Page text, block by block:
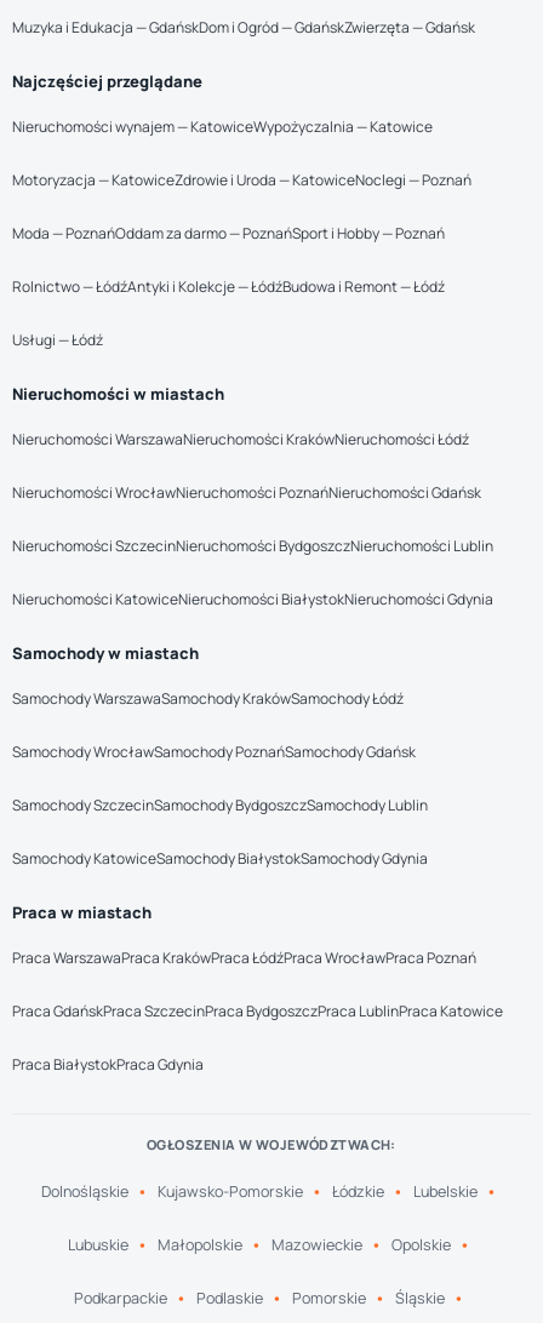
Muzyka i Edukacja — GdańskDom i Ogród — GdańskZwierzęta — Gdańsk
Najczęściej przeglądane
Nieruchomości wynajem — KatowiceWypożyczalnia — Katowice
Motoryzacja — KatowiceZdrowie i Uroda — KatowiceNoclegi — Poznań
Moda — PoznańOddam za darmo — PoznańSport i Hobby — Poznań
Rolnictwo — ŁódźAntyki i Kolekcje — ŁódźBudowa i Remont — Łódź
Usługi — Łódź
Nieruchomości w miastach
Nieruchomości WarszawaNieruchomości KrakówNieruchomości Łódź
Nieruchomości WrocławNieruchomości PoznańNieruchomości Gdańsk
Nieruchomości SzczecinNieruchomości BydgoszczNieruchomości Lublin
Nieruchomości KatowiceNieruchomości BiałystokNieruchomości Gdynia
Samochody w miastach
Samochody WarszawaSamochody KrakówSamochody Łódź
Samochody WrocławSamochody PoznańSamochody Gdańsk
Samochody SzczecinSamochody BydgoszczSamochody Lublin
Samochody KatowiceSamochody BiałystokSamochody Gdynia
Praca w miastach
Praca WarszawaPraca KrakówPraca ŁódźPraca WrocławPraca Poznań
Praca GdańskPraca SzczecinPraca BydgoszczPraca LublinPraca Katowice
Praca BiałystokPraca Gdynia
OGŁOSZENIA W WOJEWÓDZTWACH:
Dolnośląskie Kujawsko-Pomorskie Łódzkie Lubelskie
Lubuskie Małopolskie Mazowieckie Opolskie
Podkarpackie Podlaskie Pomorskie Śląskie